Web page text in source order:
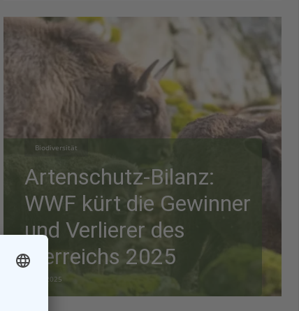
Biodiversität
Artenschutz-Bilanz:
WWF kürt die Gewinner
und Verlierer des
Tierreichs 2025
28.12.2025